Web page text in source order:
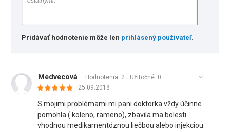
Pridávať hodnotenie môže len prihlásený používateľ.
Medvecová Hodnotenia: 2 Užitočné: 0
25.09.2018
S mojimi problémami mi pani doktorka vždy účinne
pomohla ( koleno, rameno), zbavila ma bolesti
vhodnou medikamentóznou liečbou alebo injekciou.